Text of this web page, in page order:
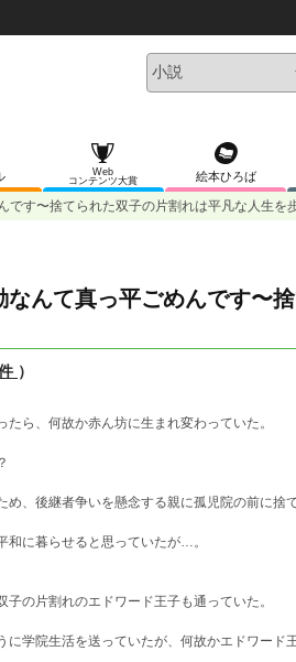
Web
コンテンツ大賞
絵本ひろば
です〜捨てられた双子の片割れは平凡な人生を
なんて真っ平ごめんです〜
）
ら、何故か赤ん坊に生まれ変わっていた。
め、後継者争いを懸念する親に孤児院の前に捨
和に暮らせると思っていたが…。
の片割れのエドワード王子も通っていた。
に学院生活を送っていたが、何故かエドワード